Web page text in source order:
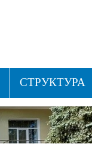
СТРУКТУРА